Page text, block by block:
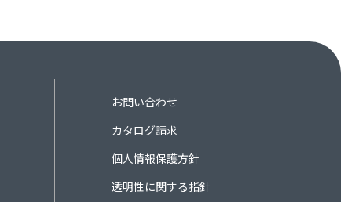
お問い合わせ
カタログ請求
個人情報保護方針
透明性に関する指針